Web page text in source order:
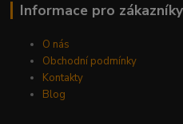
Informace pro zákazníky
O nás
Obchodní podmínky
Kontakty
Blog